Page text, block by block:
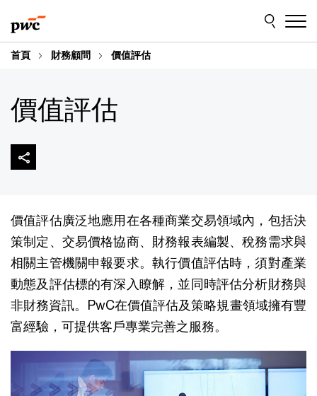
to
content
to
footer
首頁 財務顧問 價值評估
價值評估
價值評估廣泛地應用在各種商業交易領域內，包括決
策制定、交易價格協商、財務報表編製、稅務需求與
相關主管機關申報要求。執行價值評估時，須對產業
動態及評估標的有深入瞭解，並同時評估分析財務與
非財務資訊。PwC在價值評估及策略規畫領域擁有豐
富經驗，可提供客戶專業完善之服務。